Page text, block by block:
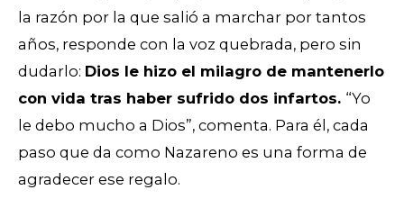
la razón por la que salió a marchar por tantos
años, responde con la voz quebrada, pero sin
dudarlo: Dios le hizo el milagro de mantenerlo
con vida tras haber sufrido dos infartos. “Yo
le debo mucho a Dios”, comenta. Para él, cada
paso que da como Nazareno es una forma de
agradecer ese regalo.